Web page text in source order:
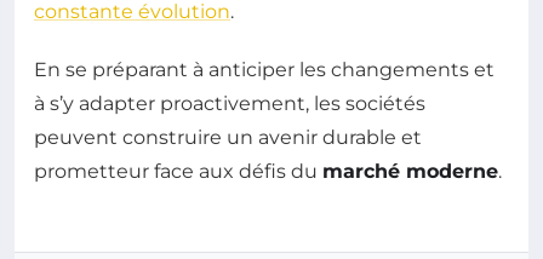
constante évolution.
En se préparant à anticiper les changements et
à s’y adapter proactivement, les sociétés
peuvent construire un avenir durable et
prometteur face aux défis du marché moderne.